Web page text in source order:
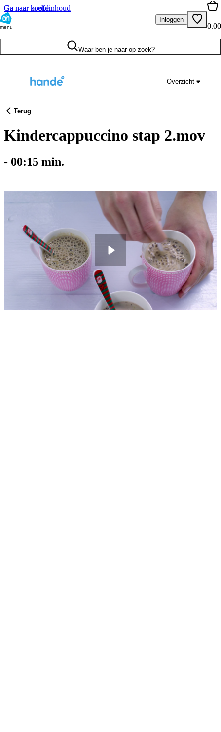
Ga naar hoofdinhoud
Ga naar zoeken
menu
Inloggen
0.00
Waar ben je naar op zoek?
Overzicht
Terug
Kindercappuccino stap 2.mov
- 00:15 min.